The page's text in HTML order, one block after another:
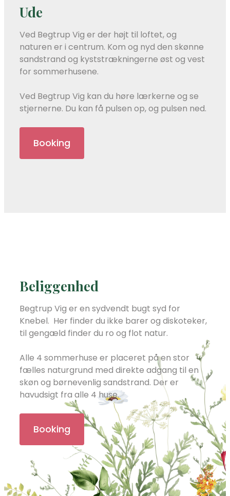
Ude
Ved Begtrup Vig er der højt til loftet, og
naturen er i centrum. Kom og nyd den skønne
sandstrand og kyststrækningerne øst og vest
for sommerhusene.
Ved Begtrup Vig kan du høre lærkerne og se
stjernerne. Du kan få pulsen op, og pulsen ned.
Booking
Beliggenhed
Begtrup Vig er en sydvendt bugt syd for
Knebel. Her finder du ikke barer og diskoteker,
til gengæld finder du ro og flot natur.
Alle 4 sommerhuse er placeret på en stor
fælles naturgrund med direkte adgang til en
skøn og børnevenlig sandstrand. Der er
havudsigt fra alle 4 huse.
Booking